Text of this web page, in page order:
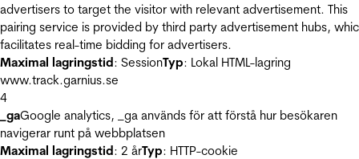
advertisers to target the visitor with relevant advertisement. This
pairing service is provided by third party advertisement hubs,
facilitates real-time bidding for advertisers.
Maximal lagringstid: SessionTyp: Lokal HTML-lagring
www.track.garnius.se
4
_gaGoogle analytics, _ga används för att förstå hur besökaren
navigerar runt på webbplatsen
Maximal lagringstid: 2 årTyp: HTTP-cookie